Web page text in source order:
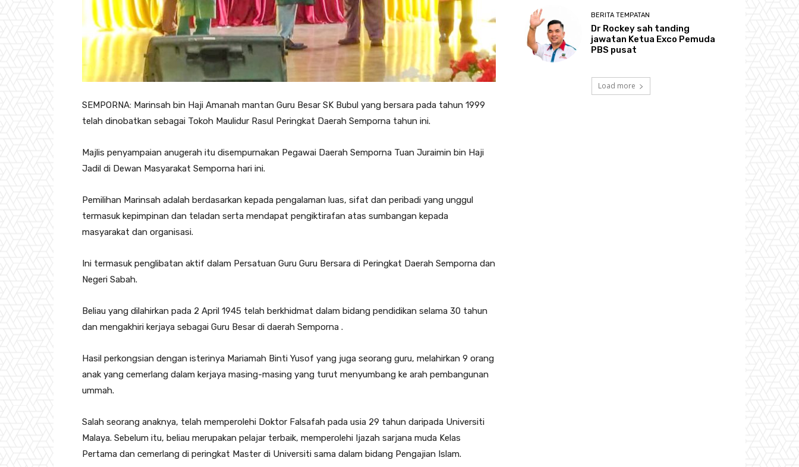
SEMPORNA: Marinsah bin Haji Amanah mantan Guru Besar SK Bubul yang bersara pada tahun 1999
telah dinobatkan sebagai Tokoh Maulidur Rasul Peringkat Daerah Semporna tahun ini.
Majlis penyampaian anugerah itu disempurnakan Pegawai Daerah Semporna Tuan Juraimin bin Haji
Jadil di Dewan Masyarakat Semporna hari ini.
Pemilihan Marinsah adalah berdasarkan kepada pengalaman luas, sifat dan peribadi yang unggul
termasuk kepimpinan dan teladan serta mendapat pengiktirafan atas sumbangan kepada
masyarakat dan organisasi.
Ini termasuk penglibatan aktif dalam Persatuan Guru Guru Bersara di Peringkat Daerah Semporna dan
Negeri Sabah.
Beliau yang dilahirkan pada 2 April 1945 telah berkhidmat dalam bidang pendidikan selama 30 tahun
dan mengakhiri kerjaya sebagai Guru Besar di daerah Semporna .
Hasil perkongsian dengan isterinya Mariamah Binti Yusof yang juga seorang guru, melahirkan 9 orang
anak yang cemerlang dalam kerjaya masing-masing yang turut menyumbang ke arah pembangunan
ummah.
Salah seorang anaknya, telah memperolehi Doktor Falsafah pada usia 29 tahun daripada Universiti
Malaya. Sebelum itu, beliau merupakan pelajar terbaik, memperolehi Ijazah sarjana muda Kelas
Pertama dan cemerlang di peringkat Master di Universiti sama dalam bidang Pengajian Islam.
BERITA TEMPATAN
Dr Rockey sah tanding
jawatan Ketua Exco Pemuda
PBS pusat
Load more